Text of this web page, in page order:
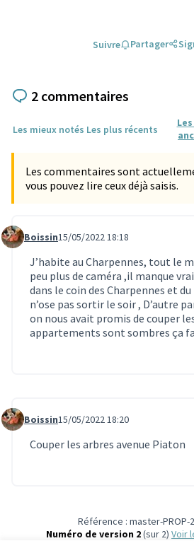
Suivre Partager
2 commentaires
Les mieux notés Les plus récents
Les commentaires sont
vous pouvez lire ceux déjà saisis.
Commentaire 1471
Boissin15/05/2022 18:18
J’habite au Charpennes, tout le
peu plus de caméra ,il manque
dans le coin des Charpennes et
n’ose pas sortir le soir , D’autre
on nous avait promis de couper
appartements sont sombres ça
Commentaire 1472
Boissin15/05/2022 18:20
Couper les arbres avenue Piaton
Référence : master-PROP-
Numéro de version 2(sur 2)
voir